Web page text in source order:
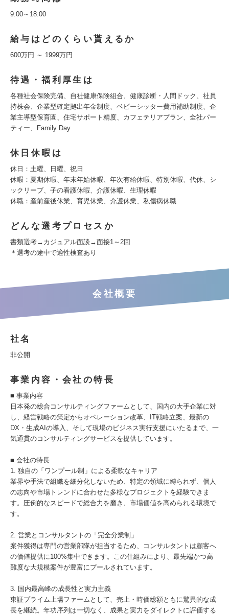
9:00～18:00
給与はどのくらい貰えるか
600万円 ～ 1999万円
待遇・福利厚生は
各種社会保険完備、自社健康保険組合、健康診断・人間ドック、社員
持株会、企業型確定拠出年金制度、ベビーシッター費用補助制度、企
業主導型保育園、住宅サポート精度、カフェテリアプラン、全社パー
ティー、Family Day
休日休暇は
休日：土曜、日曜、祝日
休暇：夏期休暇、年末年始休暇、年次有給休暇、特別休暇、代休、シ
ックリーブ、子の看護休暇、介護休暇、生理休暇
休職：産前産後休業、育児休業、介護休業、私傷病休職
どんな選考プロセスか
書類選考→カジュアル面談→面接1～2回
＊選考の途中で適性検査あり
会社概要
社名
非公開
事業内容・会社の特長
■ 事業内容
日本発の総合コンサルティングファームとして、国内の大手企業に対
し、経営戦略の策定からオペレーション改革、IT戦略立案、最新の
DX・生成AIの導入、そして現場のビジネス実行支援にいたるまで、一
気通貫のコンサルティングサービスを提供しています。
■ 会社の特長
1. 独自の「ワンプール制」による柔軟なキャリア
業界や手法で組織を細分化しないため、特定の領域に縛られず、個人
の志向や市場トレンドに合わせた多様なプロジェクトを経験できま
す。圧倒的なスピードで総合力を磨き、市場価値を高められる環境で
す。
2. 営業とコンサルタントの「完全分業制」
案件獲得は専門の営業部隊が担当するため、コンサルタントは顧客へ
の価値提供に100%集中できます。この仕組みにより、最先端かつ高
難度な大規模案件が豊富にプールされています。
3. 国内最高峰の成長性と実力主義
東証プライム上場ファームとして、売上・時価総額ともに驚異的な成
長を継続。年功序列は一切なく、成果と実力をダイレクトに評価する